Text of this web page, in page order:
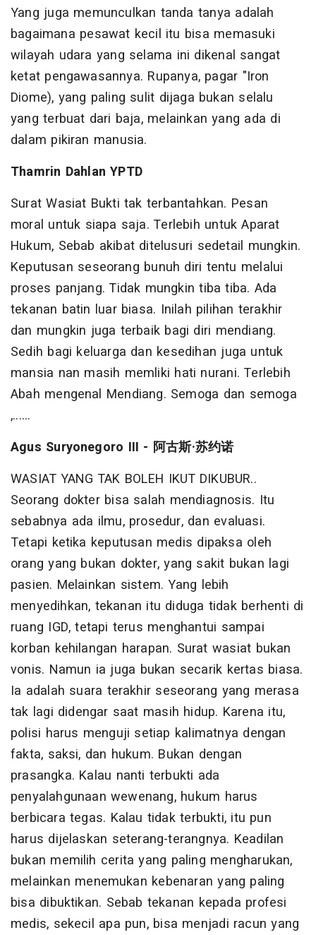
Yang juga memunculkan tanda tanya adalah
bagaimana pesawat kecil itu bisa memasuki
wilayah udara yang selama ini dikenal sangat
ketat pengawasannya. Rupanya, pagar "Iron
Diome), yang paling sulit dijaga bukan selalu
yang terbuat dari baja, melainkan yang ada di
dalam pikiran manusia.
Thamrin Dahlan YPTD
Surat Wasiat Bukti tak terbantahkan. Pesan
moral untuk siapa saja. Terlebih untuk Aparat
Hukum, Sebab akibat ditelusuri sedetail mungkin.
Keputusan seseorang bunuh diri tentu melalui
proses panjang. Tidak mungkin tiba tiba. Ada
tekanan batin luar biasa. Inilah pilihan terakhir
dan mungkin juga terbaik bagi diri mendiang.
Sedih bagi keluarga dan kesedihan juga untuk
mansia nan masih memliki hati nurani. Terlebih
Abah mengenal Mendiang. Semoga dan semoga
,......
Agus Suryonegoro III - 阿古斯·苏约诺
WASIAT YANG TAK BOLEH IKUT DIKUBUR..
Seorang dokter bisa salah mendiagnosis. Itu
sebabnya ada ilmu, prosedur, dan evaluasi.
Tetapi ketika keputusan medis dipaksa oleh
orang yang bukan dokter, yang sakit bukan lagi
pasien. Melainkan sistem. Yang lebih
menyedihkan, tekanan itu diduga tidak berhenti di
ruang IGD, tetapi terus menghantui sampai
korban kehilangan harapan. Surat wasiat bukan
vonis. Namun ia juga bukan secarik kertas biasa.
Ia adalah suara terakhir seseorang yang merasa
tak lagi didengar saat masih hidup. Karena itu,
polisi harus menguji setiap kalimatnya dengan
fakta, saksi, dan hukum. Bukan dengan
prasangka. Kalau nanti terbukti ada
penyalahgunaan wewenang, hukum harus
berbicara tegas. Kalau tidak terbukti, itu pun
harus dijelaskan seterang-terangnya. Keadilan
bukan memilih cerita yang paling mengharukan,
melainkan menemukan kebenaran yang paling
bisa dibuktikan. Sebab tekanan kepada profesi
medis, sekecil apa pun, bisa menjadi racun yang